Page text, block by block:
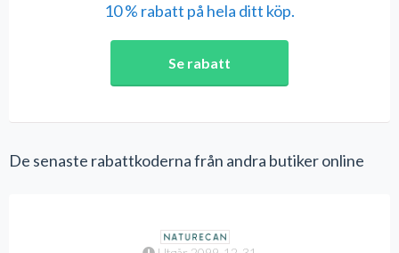
10 % rabatt på hela ditt köp.
Se rabatt
De senaste rabattkoderna från andra butiker online